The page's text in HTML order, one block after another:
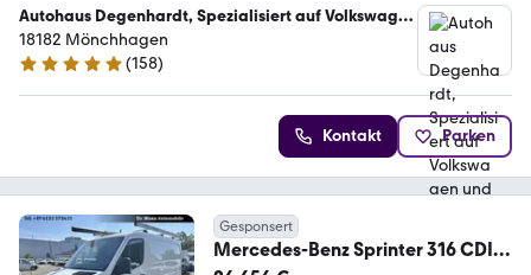
Autohaus Degenhardt, Spezialisiert auf Volkswagen
und Nissan
18182 Mönchhagen
4.8 Sterne
(158)
Kontakt Parken
Gesponsert
Mercedes-Benz Sprinter 316 CDI